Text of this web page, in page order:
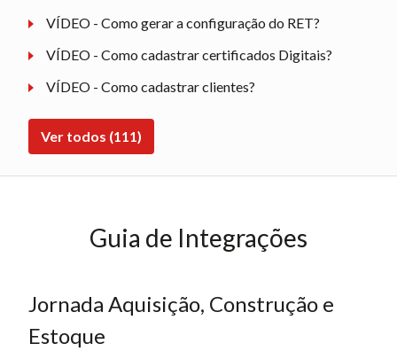
VÍDEO - Como gerar a configuração do RET?
VÍDEO - Como cadastrar certificados Digitais?
VÍDEO - Como cadastrar clientes?
Ver todos (111)
Guia de Integrações
Jornada Aquisição, Construção e
Estoque